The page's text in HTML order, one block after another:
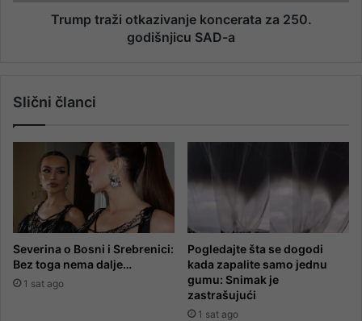
Trump traži otkazivanje koncerata za 250.
godišnjicu SAD-a
Slični članci
Severina o Bosni i Srebrenici:
Bez toga nema dalje…
1 sat ago
Pogledajte šta se dogodi
kada zapalite samo jednu
gumu: Snimak je
zastrašujući
1 sat ago